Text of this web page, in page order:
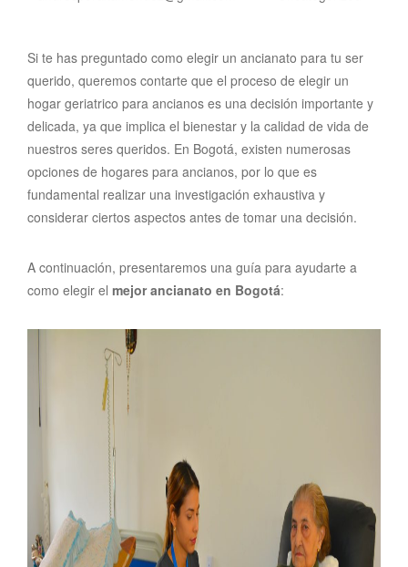
Si te has preguntado como elegir un ancianato para tu ser
querido, queremos contarte que el proceso de elegir un
hogar geriatrico para ancianos es una decisión importante y
delicada, ya que implica el bienestar y la calidad de vida de
nuestros seres queridos. En Bogotá, existen numerosas
opciones de hogares para ancianos, por lo que es
fundamental realizar una investigación exhaustiva y
considerar ciertos aspectos antes de tomar una decisión.
A continuación, presentaremos una guía para ayudarte a
como elegir el mejor ancianato en Bogotá: